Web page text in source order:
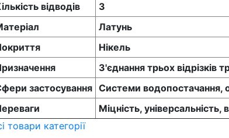
відводів
3
Латунь
Нікель
З'єднання трьох відрізків
застосування Системи водопостачання,
Міцність, універсальність,
товари категорії